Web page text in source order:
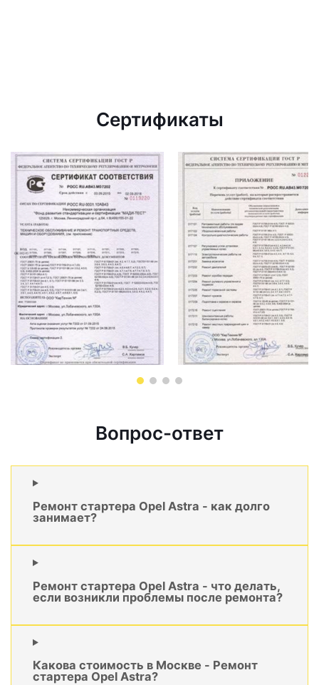
Сертификаты
Вопрос-ответ
Ремонт стартера Opel Astra - как долго
занимает?
Ремонт стартера Opel Astra - что делать,
если возникли проблемы после ремонта?
Какова стоимость в Москве - Ремонт
стартера Opel Astra?